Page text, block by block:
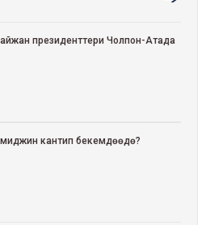
президенттери Чолпон-Атада
кантип бекемдөөдө?